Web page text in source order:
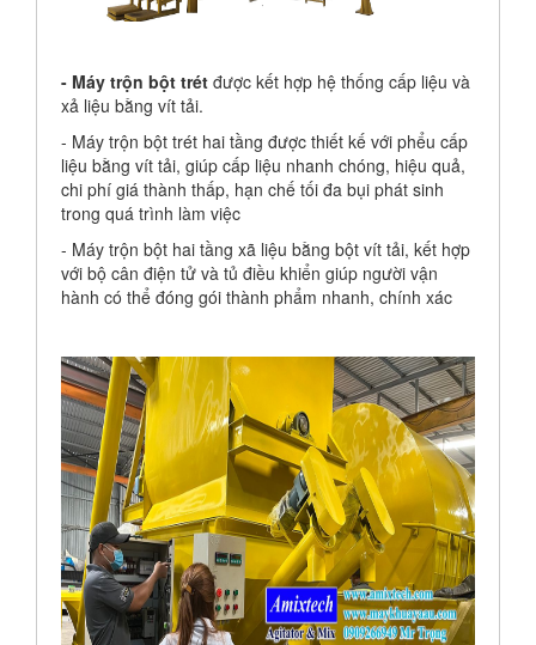
- Máy trộn bột trét được kết hợp hệ thống cấp liệu và
xả liệu bằng vít tải.
- Máy trộn bột trét hai tầng được thiết kế với phểu cấp
liệu bằng vít tải, giúp cấp liệu nhanh chóng, hiệu quả,
chi phí giá thành thấp, hạn chế tối đa bụi phát sinh
trong quá trình làm việc
- Máy trộn bột hai tầng xã liệu bằng bột vít tải, kết hợp
với bộ cân điện tử và tủ điều khiển giúp người vận
hành có thể đóng gói thành phẩm nhanh, chính xác